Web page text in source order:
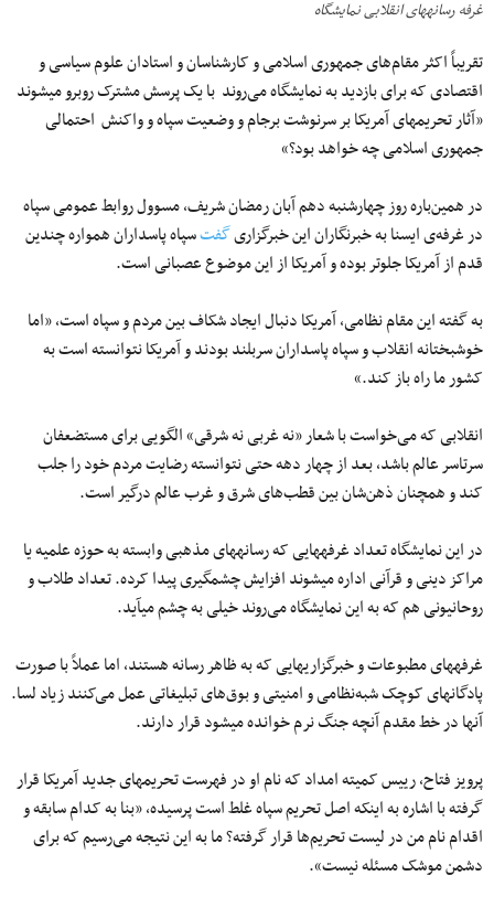
غرفه رسانه‎های انقلابی نمایشگاه
تقریباً اکثر مقام‌های جمهوری اسلامی و کارشناسان و استادان علوم سیاسی و
اقتصادی که برای بازدید به نمایشگاه می‌روند با یک پرسش مشترک روبرو می‎شوند
«آثار تحریم‎های آمریکا بر سرنوشت برجام و وضعیت سپاه و واکنش احتمالی
جمهوری اسلامی چه خواهد بود؟»
در همین‌باره روز چهارشنبه دهم آبان رمضان شریف، مسوول روابط عمومی سپاه
در غرفه‌‏ی ایسنا به خبرنگاران این خبرگزاریگفتسپاه پاسداران همواره چندین
قدم از آمریکا جلوتر بوده و آمریکا از این موضوع عصبانی است.
به گفته این مقام نظامی، آمریکا دنبال ایجاد شکاف بین مردم و سپاه است، «اما
خوشبختانه انقلاب و سپاه پاسداران سربلند بودند و آمریکا نتوانسته است به
کشور ما راه باز کند.»
انقلابی که می‌خواست با شعار «نه غربی نه شرقی» الگویی برای مستضعفان
سرتاسر عالم باشد، بعد از چهار دهه حتی نتوانسته رضایت مردم خود را جلب
کند و همچنان ذهن‌شان بین قطب‌های شرق و غرب عالم درگیر است.
در این نمایشگاه تعداد غرفه‎هایی که رسانه‎های مذهبی وابسته به حوزه علمیه یا
مراکز دینی و قرآنی اداره می‎شوند افزایش چشمگیری پیدا کرده. تعداد طلاب و
روحانیونی هم که به این نمایشگاه می‌روند خیلی به چشم می‎آید.
غرفه‎های مطبوعات و خبرگزاری‎هایی که به ظاهر رسانه هستند، اما عملاً با صورت
پادگان‎های کوچک شبه‌نظامی و امنیتی و بوق‌های تبلیغاتی عمل می‌کنند زیاد لسا.
آنها در خط مقدم آنچه جنگ نرم خوانده می‎شود قرار دارند.
پرویز فتاح، رییس کمیته امداد که نام او در فهرست تحریم‎های جدید آمریکا قرار
گرفته با اشاره به اینکه اصل تحریم سپاه غلط است پرسیده، «بنا به کدام سابقه و
اقدام نام من در لیست تحریم‌ها قرار گرفته؟ ما به این نتیجه می‌رسیم که برای
دشمن موشک مسئله نیست».